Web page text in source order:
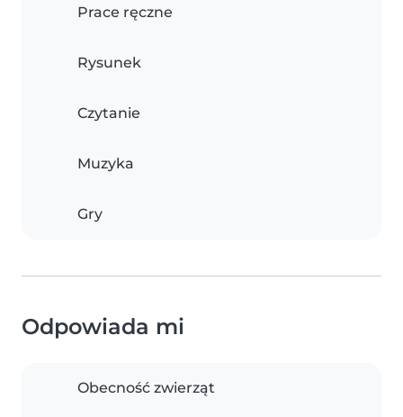
Prace ręczne
Rysunek
Czytanie
Muzyka
Gry
Odpowiada mi
Obecność zwierząt